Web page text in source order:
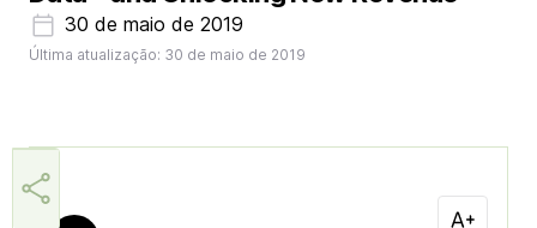
30 de maio de 2019
Última atualização: 30 de maio de 2019